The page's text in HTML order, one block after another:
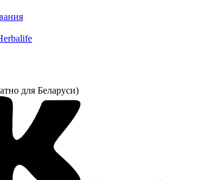
для Беларуси)